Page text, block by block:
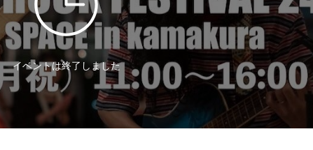
イベントは終了しました